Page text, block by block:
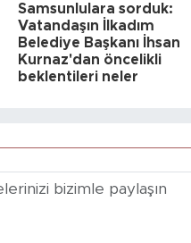
Samsunlulara sorduk:
Vatandaşın İlkadım
Belediye Başkanı İhsan
Kurnaz'dan öncelikli
beklentileri neler